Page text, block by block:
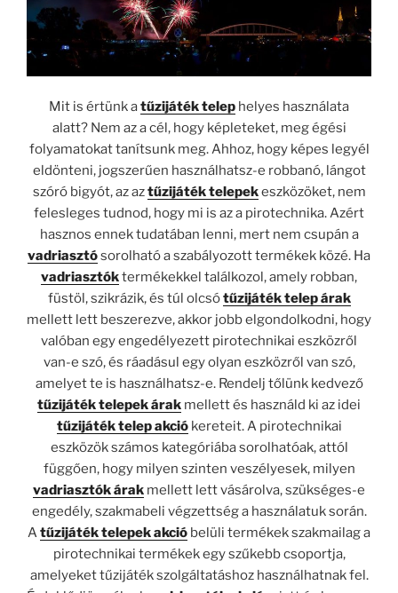
Mit is értünk atűzijáték telep helyes használata
alatt? Nem az a cél, hogy képleteket, meg égési
folyamatokat tanítsunk meg. Ahhoz, hogy képes legyél
eldönteni, jogszerűen használhatsz-e robbanó, lángot
szóró bigyót, az aztűzijáték telepekeszközöket, nem
felesleges tudnod, hogy mi is az a pirotechnika. Azért
hasznos ennek tudatában lenni, mert nem csupán a
vadriasztósorolható a szabályozott termékek közé. Ha
vadriasztóktermékekkel találkozol, amely robban,
füstöl, szikrázik, és túl olcsótűzijáték telep árak
mellett lett beszerezve, akkor jobb elgondolkodni, hogy
valóban egy engedélyezett pirotechnikai eszközről
van-e szó, és ráadásul egy olyan eszközről van szó,
amelyet te is használhatsz-e. Rendelj tőlünk kedvező
tűzijáték telepek árak mellett és használd ki az idei
tűzijáték telep akciókereteit. A pirotechnikai
eszközök számos kategóriába sorolhatóak, attól
függően, hogy milyen szinten veszélyesek, milyen
vadriasztók árak mellett lett vásárolva, szükséges-e
engedély, szakmabeli végzettség a használatuk során.
A tűzijáték telepek akció belüli termékek szakmailag a
pirotechnikai termékek egy szűkebb csoportja,
amelyeket tűzijáték szolgáltatáshoz használhatnak fel.